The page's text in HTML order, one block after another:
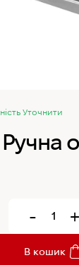
Уточнити
- +
В кошик